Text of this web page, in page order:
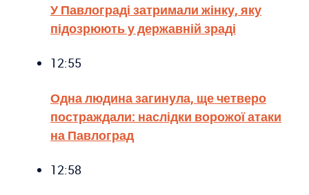
У Павлограді затримали жінку, яку
підозрюють у державній зраді
12:55
Одна людина загинула, ще четверо
постраждали: наслідки ворожої атаки
на Павлоград
12:58